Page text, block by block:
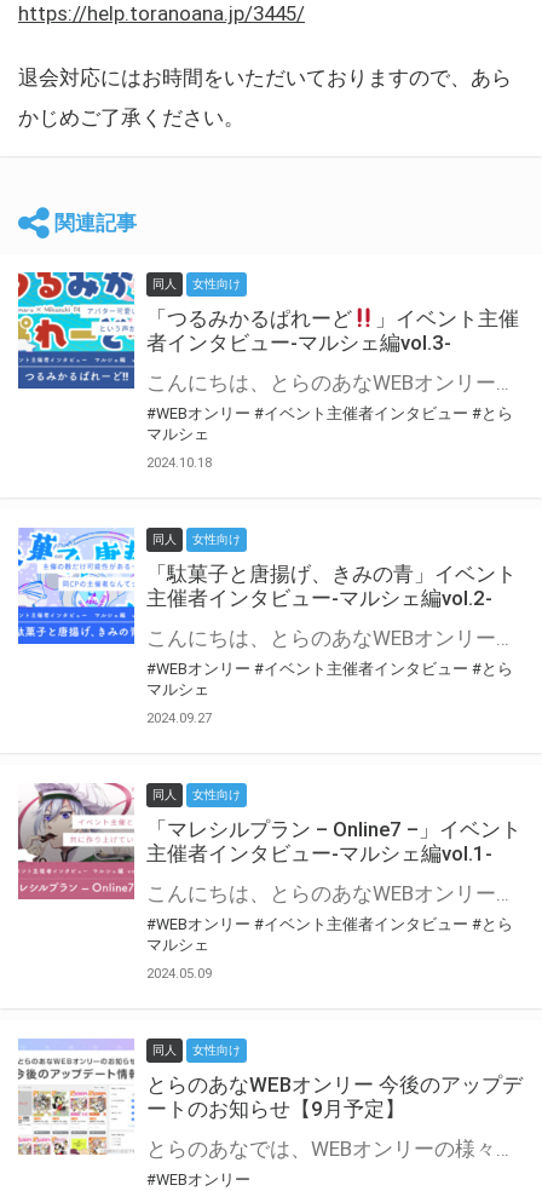
https://help.toranoana.jp/3445/
退会対応にはお時間をいただいておりますので、あら
かじめご了承ください。
関連記事
同人 女性向け
「つるみかるぱれーど
」イベント主催
者インタビュー-マルシェ編vol.3-
こんにちは、とらのあなWEBオンリー運営スタッフです。 新たにお届けする、イベント主催者インタビュー-マルシェ編-は、 とらのあなWEBオンリー「マルシェ」をご利用した主催様に 「マルシェ」を使って開催した感想や心がけをお聞きする企画です。 今回は、WEBオンリー初開催「つるみかるぱれーど
#WEBオンリー #イベント主催者インタビュー #とら
マルシェ
2024.10.18
同人 女性向け
「駄菓子と唐揚げ、きみの青」イベント
主催者インタビュー-マルシェ編vol.2-
こんにちは、とらのあなWEBオンリー運営スタッフです。 新たにお届けする、イベント主催者インタビュー-マルシェ編-は、 とらのあなWEBオンリー「マルシェ」をご利用の主催様に 「マルシェ」を使ってイベントを開催した感想や心がけをお聞きする企画です。 今回は、WEBオンリー初開催「駄菓子と唐揚げ、きみの青」より、 主催のぎこ六屋様にお話を伺いました。 協力：ぎこ六屋様／イベント公式Twitter（@krkgwks） とらのあなWEBオンリー「マルシェ」とは？ WEBオンリーでリアルタイムでコミュニケーションがとれるオンライン会場です。
#WEBオンリー #イベント主催者インタビュー #とら
マルシェ
2024.09.27
同人 女性向け
「マレシルプラン – Online7 –」イベント
主催者インタビュー-マルシェ編vol.1-
こんにちは、とらのあなWEBオンリー運営スタッフです。 新たにお届けする、イベント主催者インタビュー-マルシェ編-は、 とらのあなWEBオンリー「マルシェ」をご利用した主催様に 「マルシェ」を使って開催した感想や心がけをお聞きする企画です。 今回は、WEBオンリー開催7回目迎えた「マレシルプラン – Online7 –」より、 主催の玉川うた様にお話を伺いました。 ▼マレシルプランのインタビュー前回記事 「イベント主催者インタビュー vol.6」はこちら 協力：玉川うた様（マレシルプラン実行委員会 代表）／イベント公式Twitter（@mallesil_plan） とらのあなWEBオンリー「マルシェ」とは？ WEBオンリーでリアルタイムでコミュニケーションがとれるオンライン会場です。
#WEBオンリー #イベント主催者インタビュー #とら
マルシェ
2024.05.09
同人 女性向け
とらのあなWEBオンリー 今後のアップデ
ートのお知らせ【9月予定】
とらのあなでは、WEBオンリーの様々な支援を実施しています。 今回は2021年9月に実装を予定しているアップデート情報についてご紹介いたします。 とらのあなWEBオンリーサイトはこちら
#WEBオンリー